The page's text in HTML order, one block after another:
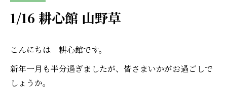
1/16 耕心館 山野草
こんにちは 耕心館です。
新年一月も半分過ぎましたが、皆さまいかがお過ごしで
しょうか。